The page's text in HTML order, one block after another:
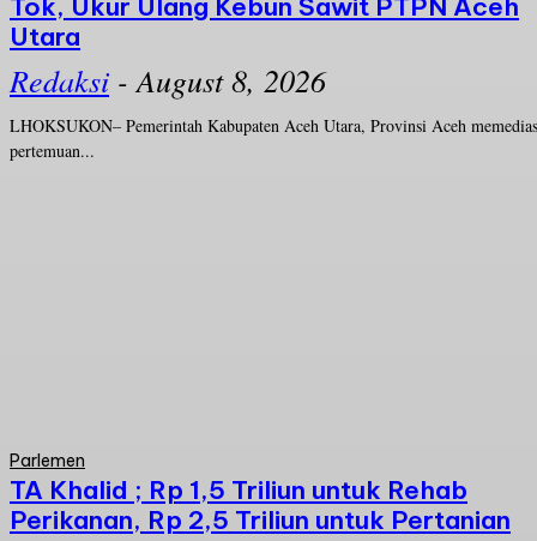
Tok, Ukur Ulang Kebun Sawit PTPN Aceh
Utara
Redaksi - August 8, 2026
LHOKSUKON– Pemerintah Kabupaten Aceh Utara, Provinsi Aceh
pertemuan...
Parlemen
TA Khalid ; Rp 1,5 Triliun untuk Rehab
Perikanan, Rp 2,5 Triliun untuk Pertanian